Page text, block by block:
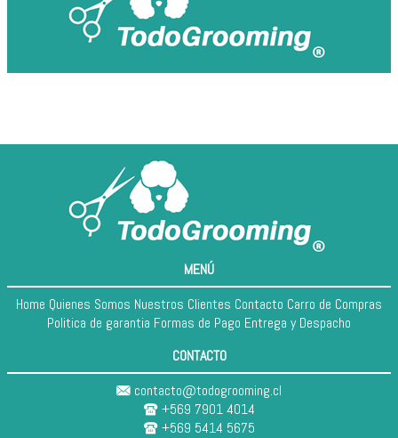
MENÚ
Home Quienes Somos Nuestros Clientes Contacto Carro de Compras
Politica de garantia Formas de Pago Entrega y Despacho
CONTACTO
contacto@todogrooming.cl
+569 7901 4014
+569 5414 5675